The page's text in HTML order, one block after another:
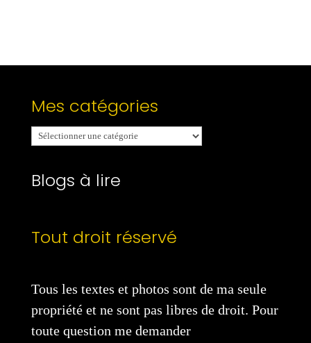
Mes catégories
Mes
catégories
Blogs à lire
Tout droit réservé
Tous les textes et photos sont de ma seule
propriété et ne sont pas libres de droit. Pour
toute question me demander